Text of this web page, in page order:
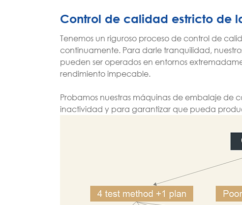
Control de calidad estricto de
Tenemos un riguroso proceso de control de
continuamente. Para darle tranquilidad,
pueden ser operados en entornos
rendimiento impecable.
Probamos nuestras máquinas de embalaje de
inactividad y para garantizar que pueda